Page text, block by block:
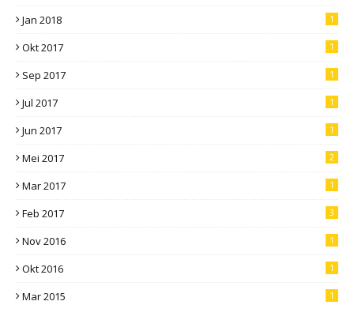
Jan 2018 1
Okt 2017 1
Sep 2017 1
Jul 2017 1
Jun 2017 1
Mei 2017 2
Mar 2017 1
Feb 2017 3
Nov 2016 1
Okt 2016 1
Mar 2015 1